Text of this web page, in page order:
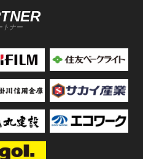
トナー